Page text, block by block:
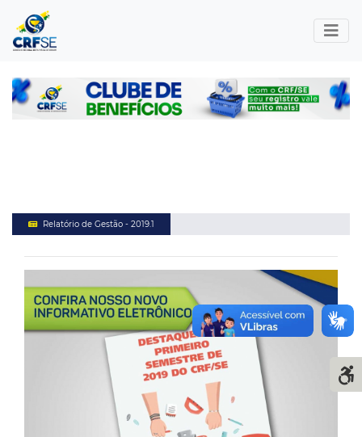
Relatório de Gestão - 2019.1